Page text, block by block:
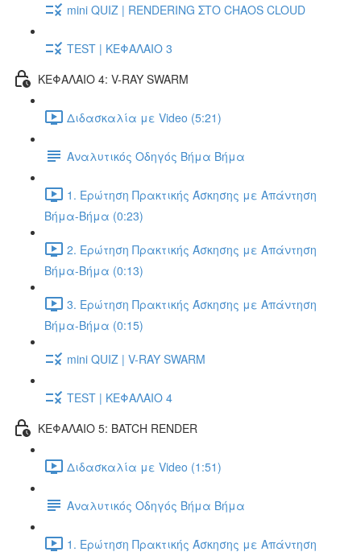
mini QUIZ | RENDERING ΣΤΟ CHAOS CLOUD
TEST | ΚΕΦΑΛΑΙΟ 3
ΚΕΦΑΛΑΙΟ 4: V-RAY SWARM
Διδασκαλία με Video (5:21)
Αναλυτικός Οδηγός Βήμα Βήμα
1. Ερώτηση Πρακτικής Άσκησης με Απάντηση
Βήμα-Βήμα (0:23)
2. Ερώτηση Πρακτικής Άσκησης με Απάντηση
Βήμα-Βήμα (0:13)
3. Ερώτηση Πρακτικής Άσκησης με Απάντηση
Βήμα-Βήμα (0:15)
mini QUIZ | V-RAY SWARM
TEST | ΚΕΦΑΛΑΙΟ 4
ΚΕΦΑΛΑΙΟ 5: BATCH RENDER
Διδασκαλία με Video (1:51)
Αναλυτικός Οδηγός Βήμα Βήμα
1. Ερώτηση Πρακτικής Άσκησης με Απάντηση